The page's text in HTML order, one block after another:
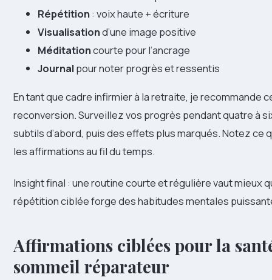
Répétition : voix haute + écriture
Visualisationd’une image positive
Méditationcourte pour l’ancrage
Journal pour noter progrès et ressentis
En tant que cadre infirmier à la retraite, je recommande
reconversion. Surveillez vos progrès pendant quatre à
subtils d’abord, puis des effets plus marqués. Notez ce
les affirmations au fil du temps.
Insight final : une routine courte et régulière vaut mieux
répétition ciblée forge des habitudes mentales
Affirmations ciblées pour la
sommeil réparateur